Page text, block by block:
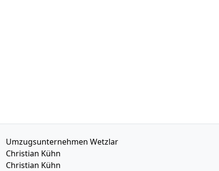
Umzugsunternehmen Wetzlar
Christian Kühn
Christian Kühn